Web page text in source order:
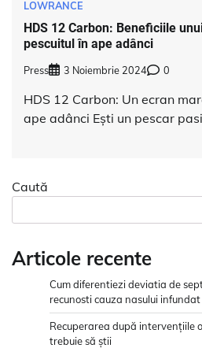
LOWRANCE
HDS 12 Carbon: Beneficiile
pescuitul în ape adânci
Press 3 Noiembrie 2024 0
HDS 12 Carbon: Un ecran
ape adânci Ești un pescar
Caută
Articole recente
Cum diferentiezi deviatia de
recunosti cauza nasului infundat
Recuperarea după intervențiile
trebuie să știi